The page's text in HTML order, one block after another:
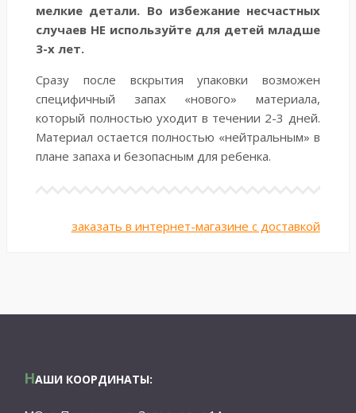
мелкие детали. Во избежание несчастных
случаев НЕ используйте для детей младше
3-х лет.
Сразу после вскрытия упаковки возможен
специфичный запах «нового» материала,
который полностью уходит в течении 2-3 дней.
Материал остается полностью «нейтральным» в
плане запаха и безопасным для ребенка.
заказать в интернет-магазине с доставкой
НАШИ КООРДИНАТЫ: